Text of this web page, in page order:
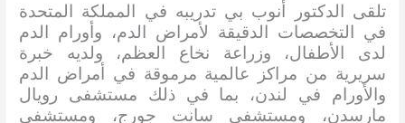
تلقى الدكتور أنوب بي تدريبه في المملكة المتحدة
في التخصصات الدقيقة لأمراض الدم، وأورام الدم
لدى الأطفال، وزراعة نخاع العظم، ولديه خبرة
سريرية من مراكز عالمية مرموقة في أمراض الدم
والأورام في لندن، بما في ذلك مستشفى رويال
مارسدن، ومستشفى سانت جورج، ومستشفى